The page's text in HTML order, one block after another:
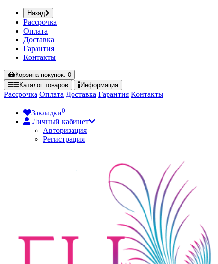
Назад
Рассрочка
Оплата
Доставка
Гарантия
Контакты
Корзинапокупок: 0
Каталог товаров Информация
Рассрочка Оплата Доставка Гарантия Контакты
Закладки0
Личный кабинет
Авторизация
Регистрация